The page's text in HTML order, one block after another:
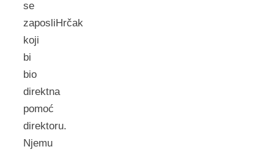
se
zaposliHrčak
koji
bi
bio
direktna
pomoć
direktoru.
Njemu